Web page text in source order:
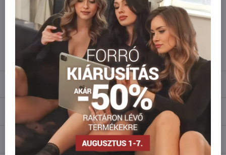
amennyi raktáron van?
Ne habozzon kapcsolatba lépni velünk, raktárra szállítjuk az árut!
info​@everlady​.eu
Leírás
Vélemények
Fórum